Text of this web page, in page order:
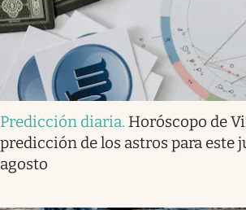
Predicción diaria. Horóscopo de
predicción de los astros para este
agosto